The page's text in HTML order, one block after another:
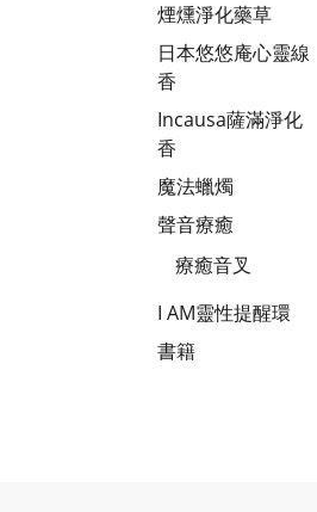
煙燻淨化藥草
日本悠悠庵心靈線
香
Incausa薩滿淨化
香
魔法蠟燭
聲音療癒
療癒音叉
I AM靈性提醒環
書籍